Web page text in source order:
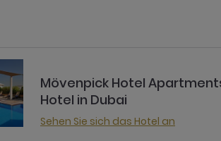
Mövenpick Hotel
Hotel in Dubai
Sehen Sie sich das Hotel an